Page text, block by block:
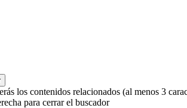
los contenidos relacionados (al menos 3
para cerrar el buscador